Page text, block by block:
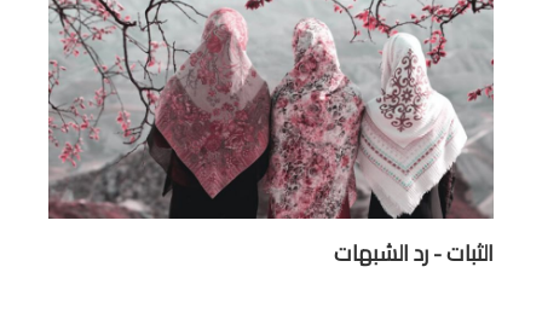
الثبات - رد الشبهات